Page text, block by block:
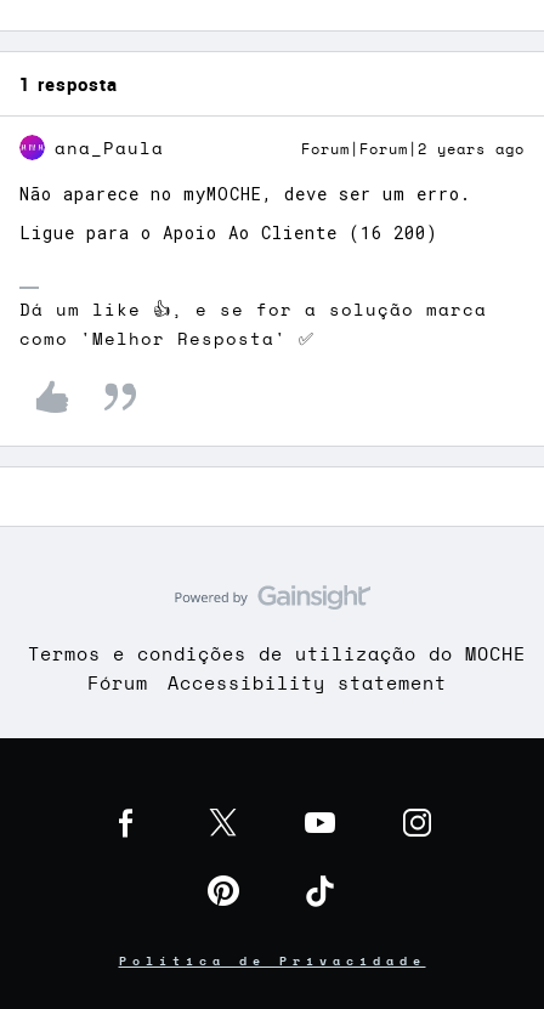
1 resposta
ana_Paula Forum|Forum|2 years ago
Não aparece no myMOCHE, deve ser um erro.
Ligue para o Apoio Ao Cliente (16 200)
Dá um like 👍, e se for a solução marca
como 'Melhor Resposta' ✅
Termos e condições de utilização do MOCHE
Fórum
Accessibility statement
Política de Privacidade